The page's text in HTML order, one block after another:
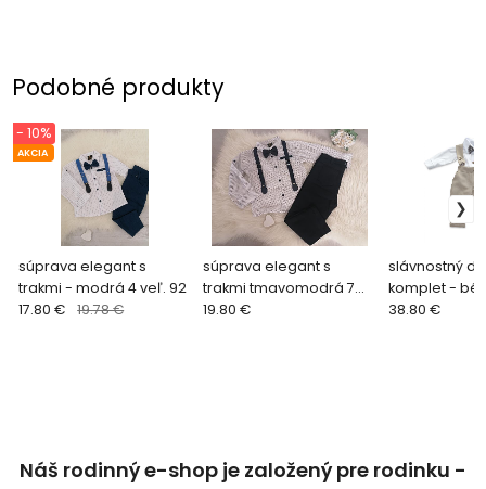
Podobné produkty
súprava elegant s
trakmi - modrá 4 veľ. 92
AKCIA
- 10%
17.80 € 19.78 €
súprava elegant s
trakmi tmavomodrá 7
veľ. na 1 rok
19.80 €
slávnostný
komplet -
86
38.80 €
Náš rodinný e-shop je založený pre rodinku -